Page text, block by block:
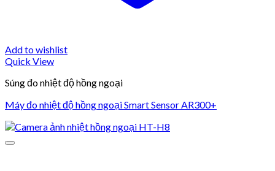
Add to wishlist
Quick View
Súng đo nhiệt độ hồng ngoại
Máy đo nhiệt độ hồng ngoại Smart Sensor AR300+